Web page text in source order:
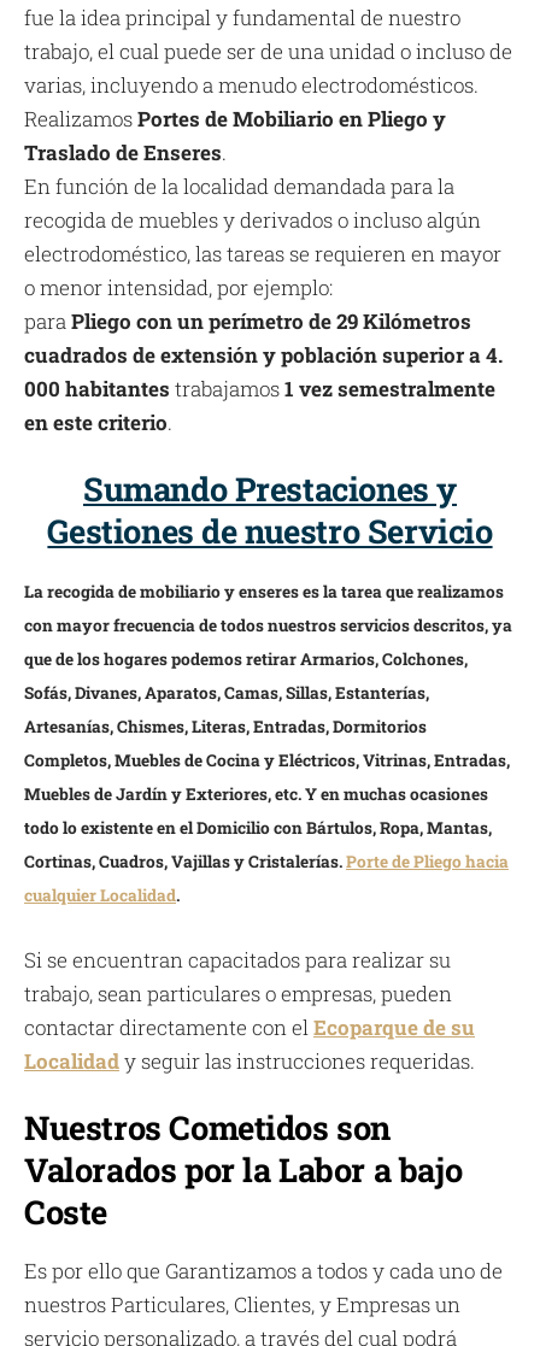
fue la idea principal y fundamental de nuestro
trabajo, el cual puede ser de una unidad o incluso de
varias, incluyendo a menudo electrodomésticos.
RealizamosPortes de Mobiliario en Pliego y
Traslado de Enseres.
En función de la localidad demandada para la
recogida de muebles y derivados o incluso algún
electrodoméstico, las tareas se requieren en mayor
o menor intensidad, por ejemplo:
paraPliego con un perímetro de 29 Kilómetros
cuadrados de extensión y población superior a 4.
000 habitantes trabajamos1 vez semestralmente
en este criterio.
Sumando Prestaciones y
Gestiones de nuestro Servicio
La recogida de mobiliario y enseres es la tarea que realizamos
con mayor frecuencia de todos nuestros servicios descritos, ya
que de los hogares podemos retirar Armarios, Colchones,
Sofás, Divanes, Aparatos, Camas, Sillas, Estanterías,
Artesanías, Chismes, Literas, Entradas, Dormitorios
Completos, Muebles de Cocina y Eléctricos, Vitrinas, Entradas,
Muebles de Jardín y Exteriores, etc. Y en muchas ocasiones
todo lo existente en el Domicilio con Bártulos, Ropa, Mantas,
Cortinas, Cuadros, Vajillas y Cristalerías.Porte de Pliego hacia
cualquier Localidad.
Si se encuentran capacitados para realizar su
trabajo, sean particulares o empresas, pueden
contactar directamente con elEcoparque de su
Localidady seguir las instrucciones requeridas.
Nuestros Cometidos son
Valorados por la Labor a bajo
Coste
Es por ello que Garantizamos a todos y cada uno de
nuestros Particulares, Clientes, y Empresas un
servicio personalizado, a través del cual podrá